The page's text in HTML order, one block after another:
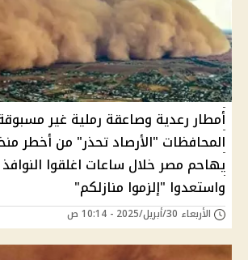
أمطار رعدية وصاعقة رملية غير
المحافظات "الأرصاد تحذر" من أخطر
يهاحم مصر خلال ساعات اغلقوا النوافذ
واستعدوا "إلزموا منازلكم"
الأربعاء 30/أبريل/2025 - 10:14 ص